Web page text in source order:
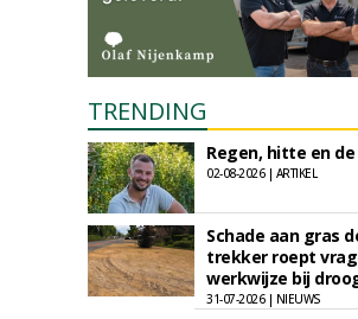
TRENDING
Regen, hitte en
02-08-2026 | ARTIKEL
Schade aan gras
trekker roept
werkwijze bij
31-07-2026 | NIEUWS